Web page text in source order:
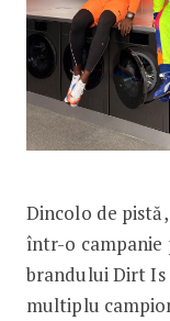
Dincolo de
într-o campanie
brandului Dirt Is
multiplu